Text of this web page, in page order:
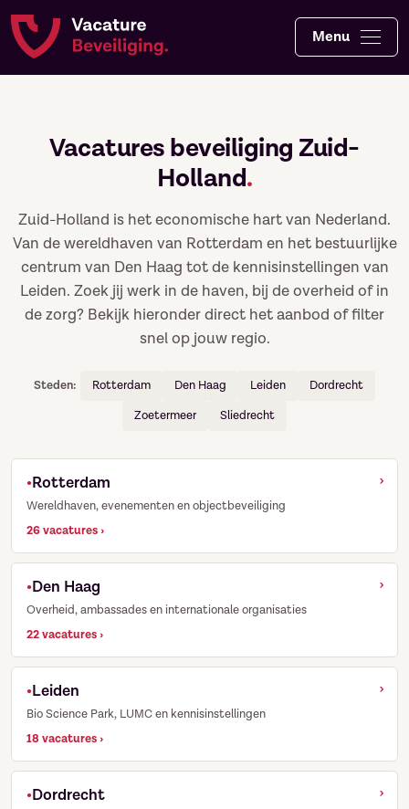
Menu
Vacatures beveiliging Zuid-
Holland.
Zuid-Holland is het economische hart van Nederland.
Van de wereldhaven van Rotterdam en het bestuurlijke
centrum van Den Haag tot de kennisinstellingen van
Leiden. Zoek jij werk in de haven, bij de overheid of in
de zorg? Bekijk hieronder direct het aanbod of filter
snel op jouw regio.
Steden: Rotterdam Den Haag Leiden
Dordrecht
Zoetermeer
Sliedrecht
Rotterdam
Wereldhaven, evenementen en objectbeveiliging
26 vacatures ›
›
Den Haag
Overheid, ambassades en internationale organisaties
22 vacatures ›
›
Leiden
Bio Science Park, LUMC en kennisinstellingen
18 vacatures ›
›
Dordrecht ›